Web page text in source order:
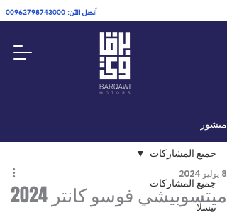
أتصل الآن: 00962798743000
منشور
جميع المشاركات
تيسلا
جميع المشاركات
ميتسوبيشي فوسو كانتر 2024
8 يوليو 2024